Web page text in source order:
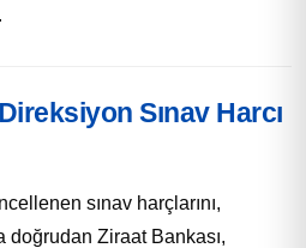
Sınav Harcı
sınav harçlarını,
doğrudan Ziraat Bankası,